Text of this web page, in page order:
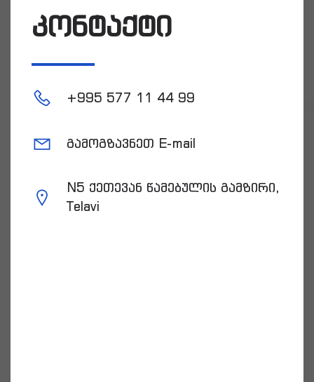
კონტაქტი
+995 577 11 44 99
გამოგზავნეთ E-mail
N5 ქეთევან წამებულის გამზირი,
Telavi